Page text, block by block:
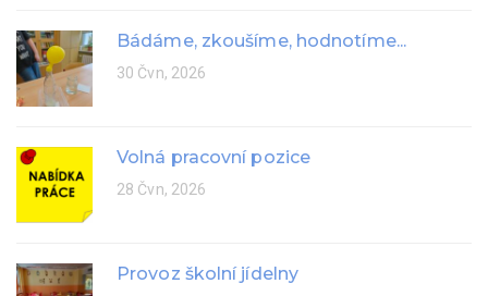
Bádáme, zkoušíme, hodnotíme...
30 Čvn, 2026
Volná pracovní pozice
28 Čvn, 2026
Provoz školní jídelny